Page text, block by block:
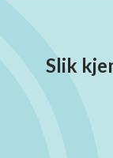
Slik